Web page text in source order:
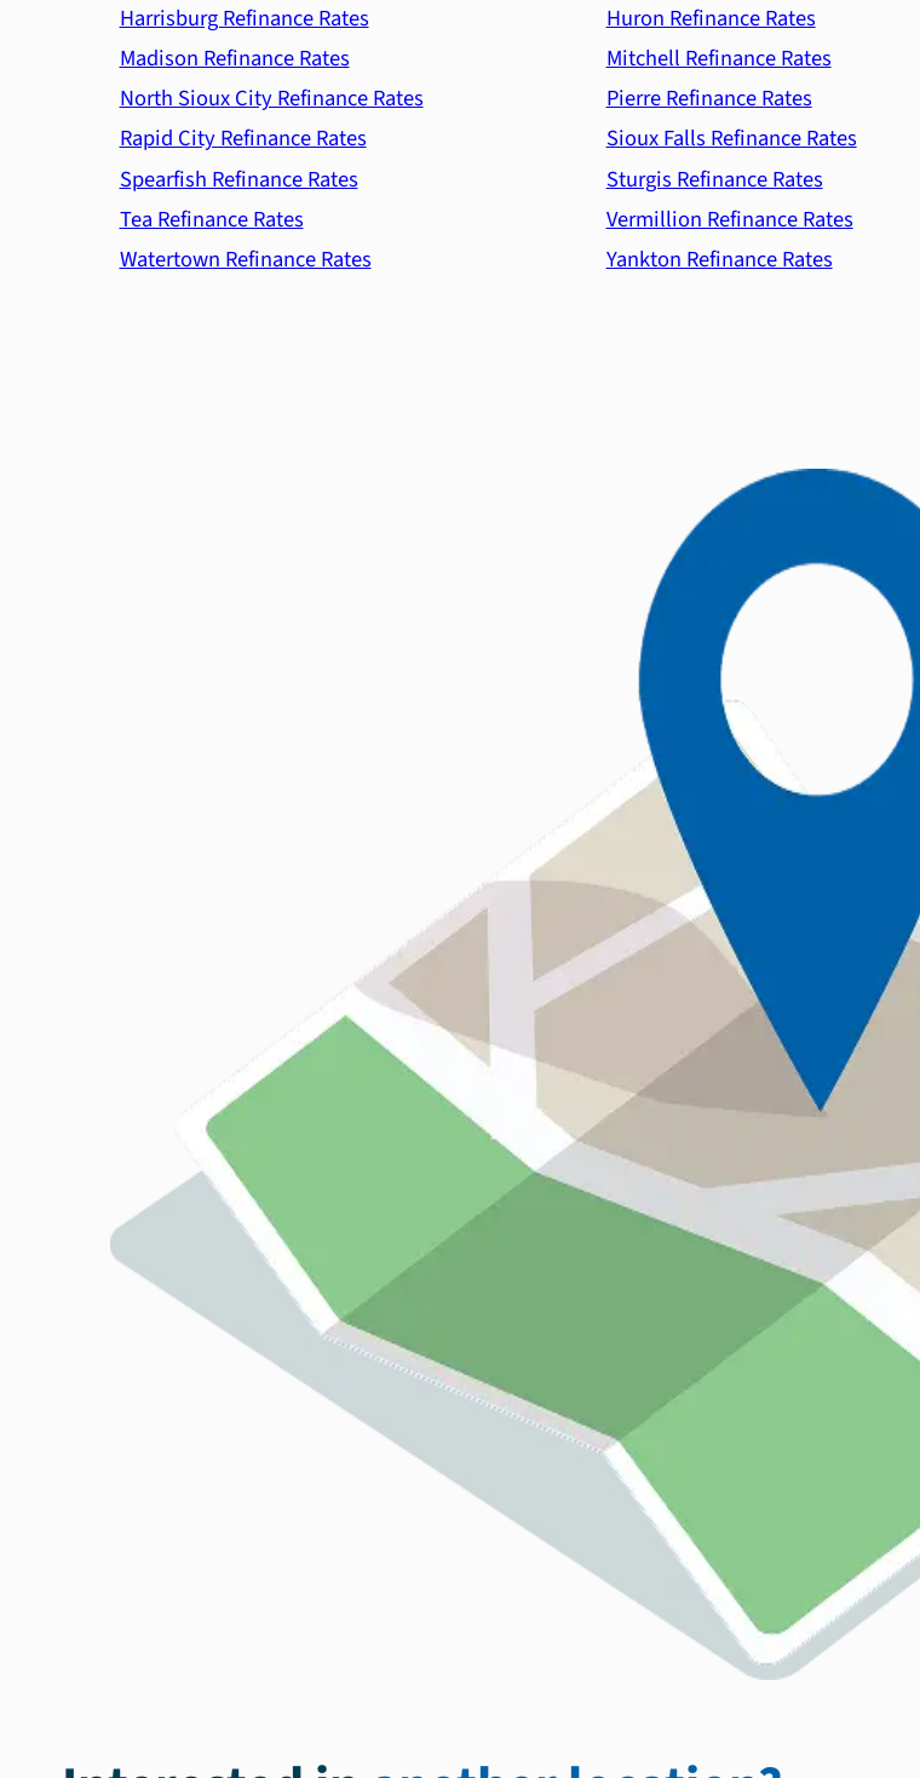
Harrisburg Refinance Rates
Huron Refinance Rates
Madison Refinance Rates
Mitchell Refinance Rates
North Sioux City Refinance Rates
Pierre Refinance Rates
Rapid City Refinance Rates
Sioux Falls Refinance Rates
Spearfish Refinance Rates
Sturgis Refinance Rates
Tea Refinance Rates
Vermillion Refinance Rates
Watertown Refinance Rates
Yankton Refinance Rates